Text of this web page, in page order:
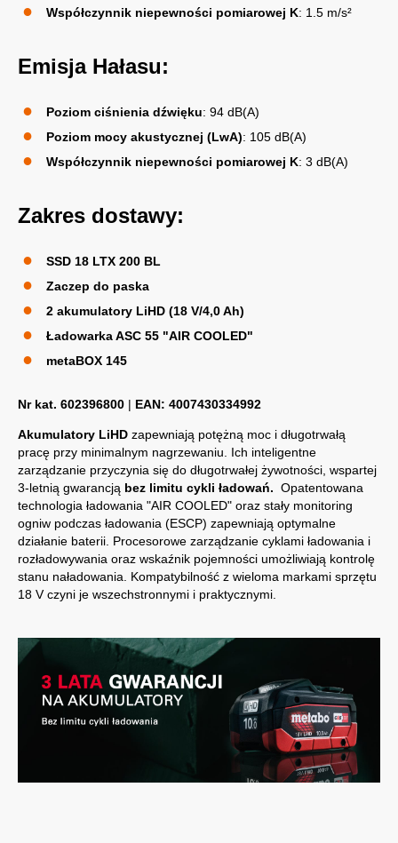
Współczynnik niepewności pomiarowej K: 1.5 m/s²
Emisja Hałasu:
Poziom ciśnienia dźwięku: 94 dB(A)
Poziom mocy akustycznej (LwA): 105 dB(A)
Współczynnik niepewności pomiarowej K: 3 dB(A)
Zakres dostawy:
SSD 18 LTX 200 BL
Zaczep do paska
2 akumulatory LiHD (18 V/4,0 Ah)
Ładowarka ASC 55 "AIR COOLED"
metaBOX 145
Nr kat. 602396800 | EAN: 4007430334992
Akumulatory LiHD zapewniają potężną moc i długotrwałą
pracę przy minimalnym nagrzewaniu. Ich inteligentne
zarządzanie przyczynia się do długotrwałej żywotności, wspartej
3-letnią gwarancją bez limitu cykli ładowań. Opatentowana
technologia ładowania "AIR COOLED" oraz stały monitoring
ogniw podczas ładowania (ESCP) zapewniają optymalne
działanie baterii. Procesorowe zarządzanie cyklami ładowania i
rozładowywania oraz wskaźnik pojemności umożliwiają kontrolę
stanu naładowania. Kompatybilność z wieloma markami sprzętu
18 V czyni je wszechstronnymi i praktycznymi.